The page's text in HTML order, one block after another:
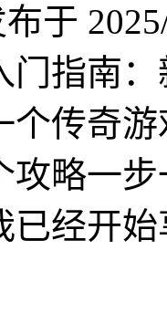
布于
门指南
个传奇
攻略一
已经开